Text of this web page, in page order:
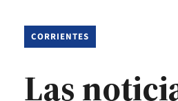
CORRIENTES
Las